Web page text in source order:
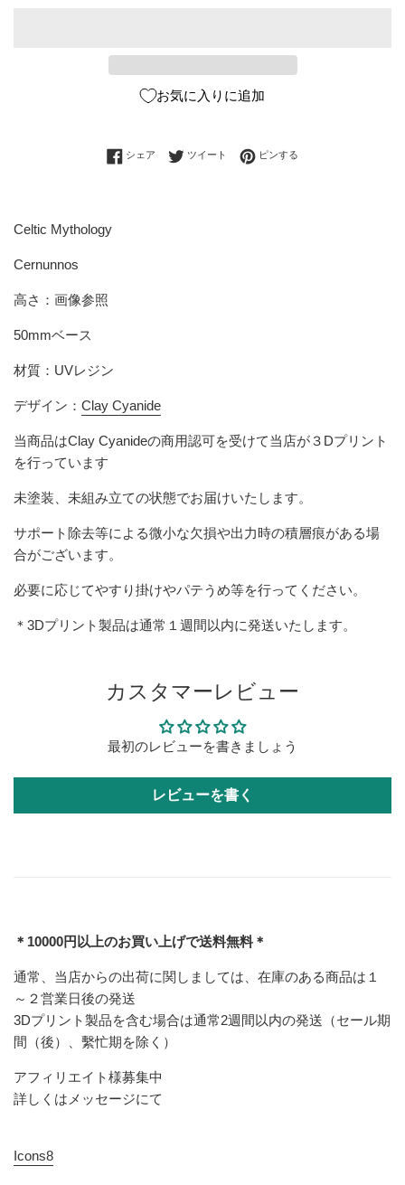
お気に入りに追加
シェア Facebookでシェアする
ツイート Twitterに投稿する
ピンする
Celtic Mythology
Cernunnos
高さ：画像参照
50mmベース
材質：UVレジン
デザイン： Clay Cyanide
当商品はClay Cyanideの商用認可を受けて当店が３Dプリント
を行っています
未塗装、未組み立ての状態でお届けいたします。
サポート除去等による微小な欠損や出力時の積層痕がある場
合がございます。
必要に応じてやすり掛けやパテうめ等を行ってください。
＊3Dプリント製品は通常１週間以内に発送いたします。
カスタマーレビュー
最初のレビューを書きましょう
レビューを書く
＊10000円以上のお買い上げで送料無料＊
通常、当店からの出荷に関しましては、在庫のある商品は１
～２営業日後の発送
3Dプリント製品を含む場合は通常2週間以内の発送（セール期
間（後）、繫忙期を除く）
アフィリエイト様募集中
詳しくはメッセージにて
Icons8